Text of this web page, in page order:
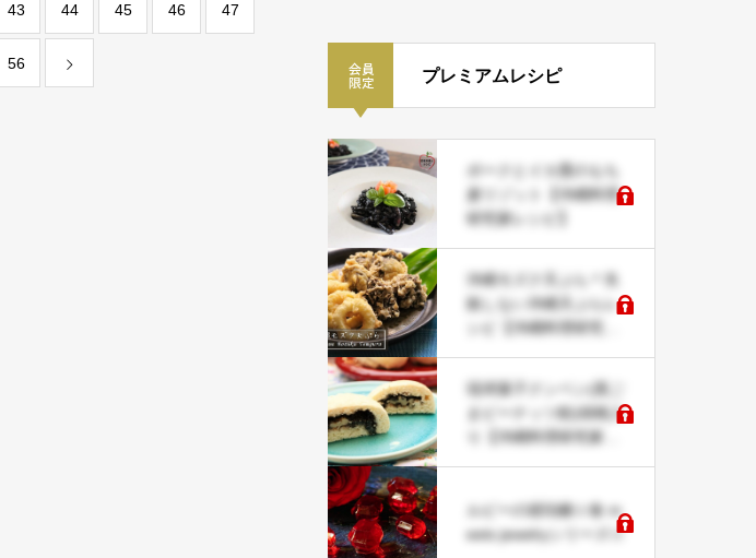
43 44 45 46 47
56
プレミアムレシピ
ポークとイカ墨のもち
麦リゾット【沖縄料理
研究家レシピ】
沖縄モズク天ぷら＊失
敗しない沖縄天ぷらレ
シピ【沖縄料理研究家
琉球菓子クンペン(黒ご
まピーナッツ餡)胡桃入
り【沖縄料理研究家レ
ルビーの琥珀糖☆食 m
eets jewelryシリーズ☆